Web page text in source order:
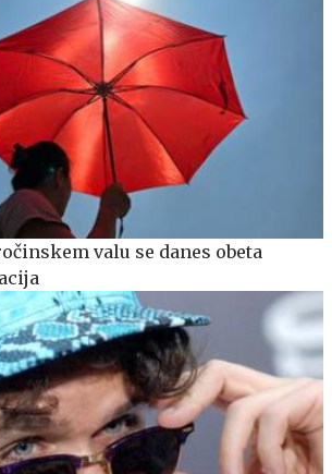
valu se danes obeta